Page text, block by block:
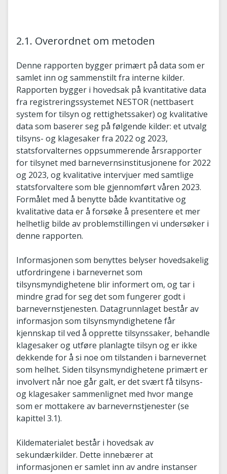
2.1. Overordnet om metoden
Denne rapporten bygger primært på data som er
samlet inn og sammenstilt fra interne kilder.
Rapporten bygger i hovedsak på kvantitative data
fra registreringssystemet NESTOR (nettbasert
system for tilsyn og rettighetssaker) og kvalitative
data som baserer seg på følgende kilder: et utvalg
tilsyns- og klagesaker fra 2022 og 2023,
statsforvalternes oppsummerende årsrapporter
for tilsynet med barnevernsinstitusjonene for 2022
og 2023, og kvalitative intervjuer med samtlige
statsforvaltere som ble gjennomført våren 2023.
Formålet med å benytte både kvantitative og
kvalitative data er å forsøke å presentere et mer
helhetlig bilde av problemstillingen vi undersøker i
denne rapporten.
Informasjonen som benyttes belyser hovedsakelig
utfordringene i barnevernet som
tilsynsmyndighetene blir informert om, og tar i
mindre grad for seg det som fungerer godt i
barnevernstjenesten. Datagrunnlaget består av
informasjon som tilsynsmyndighetene får
kjennskap til ved å opprette tilsynssaker, behandle
klagesaker og utføre planlagte tilsyn og er ikke
dekkende for å si noe om tilstanden i barnevernet
som helhet. Siden tilsynsmyndighetene primært er
involvert når noe går galt, er det svært få tilsyns-
og klagesaker sammenlignet med hvor mange
som er mottakere av barnevernstjenester (se
kapittel 3.1).
Kildematerialet består i hovedsak av
sekundærkilder. Dette innebærer at
informasjonen er samlet inn av andre instanser